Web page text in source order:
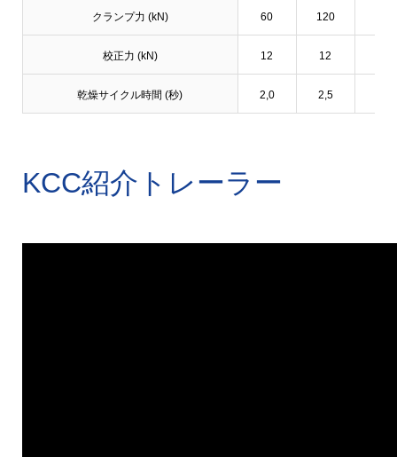
クランプ力 (kN) 60 120
校正力 (kN) 12 12
乾燥サイクル時間 (秒) 2,0 2,5
KCC紹介トレーラー